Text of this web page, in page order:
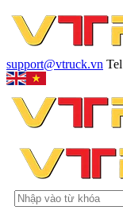
support@vtruck.vn